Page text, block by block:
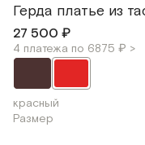
Герда платье из
27 500 ₽
4 платежа по 6875 ₽ >
красный
Размер